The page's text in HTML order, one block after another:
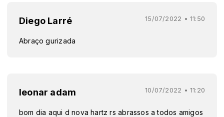
Diego Larré 15/07/2022 • 11:50
Abraço gurizada
leonar adam 10/07/2022 • 11:20
bom dia aqui d nova hartz rs abrassos a todos amigos